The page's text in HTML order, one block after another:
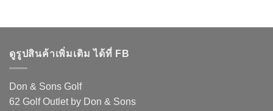
ดูรูปสินค้าเพิ่มเติม ได้ที่ FB
Don & Sons Golf
62 Golf Outlet by Don & Sons